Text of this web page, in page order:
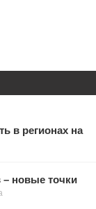
в регионах на
– новые точки